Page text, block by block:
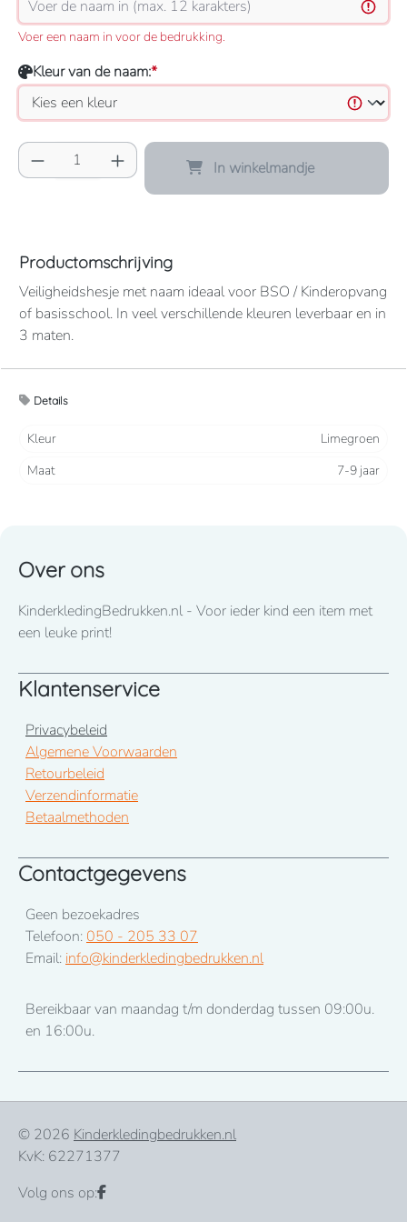
Voer een naam in voor de bedrukking.
Kleur van de naam:*
Producthoeveelheid: Voer de gewenste
In winkelmandje
Productomschrijving
Veiligheidshesje met naam ideaal voor BSO / Kinderopvang
of basisschool. In veel verschillende kleuren leverbaar en in
3 maten.
leverancier. Vandaar dat de foto niet per kleurblokje wijzigt.
besteld.
Details
Kleur
Limegroen
Maat
7-9 jaar
Over ons
KinderkledingBedrukken.nl - Voor ieder kind een item met
een leuke print!
Klantenservice
Privacybeleid
Algemene Voorwaarden
Retourbeleid
Verzendinformatie
Betaalmethoden
Contactgegevens
Geen bezoekadres
Telefoon: 050 - 205 33 07
Email: info@kinderkledingbedrukken.nl
Bereikbaar van maandag t/m donderdag tussen 09:00u.
en 16:00u.
© 2026 Kinderkledingbedrukken.nl
KvK: 62271377
Volg ons op: